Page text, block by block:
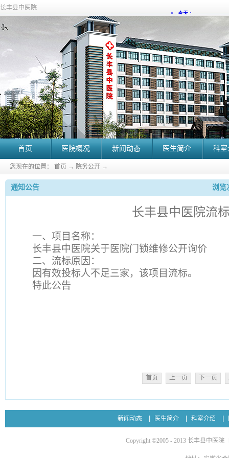
长丰县中医院
首页 医院概况 新闻动态 医生简介 科
您现在的位置： 首页 → 院务公开 →
通知公告 浏览
长丰县中医院流
一、 项目名称：
长丰县中医院关于医院门锁维修公开询价
二、 流标原因：
因有效投标人不足三家，该项目流标。
特此公告
首页 上一页 下一页
新闻动态 医生简介 科室介绍
Copyright ©2005 - 2013 长丰县中医院